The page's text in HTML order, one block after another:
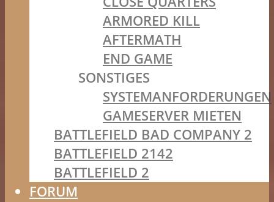
ARMORED KILL
AFTERMATH
END GAME
SONSTIGES
SYSTEMANFORDERUNGEN
GAMESERVER MIETEN
BATTLEFIELD BAD COMPANY 2
BATTLEFIELD 2142
BATTLEFIELD 2
FORUM